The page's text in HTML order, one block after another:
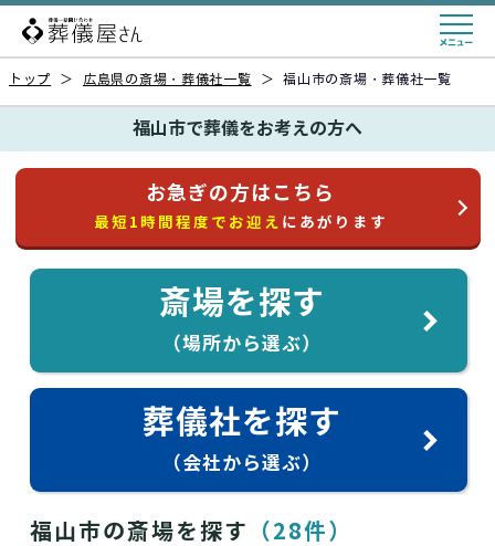
トップ ＞ 広島県の斎場・葬儀社一覧 ＞ 福山市の斎場・葬儀社一覧
福山市で葬儀をお考えの方へ
お急ぎの方はこちら
最短1時間程度でお迎え にあがります
斎場を探す
（場所から選ぶ）
葬儀社を探す
（会社から選ぶ）
福山市の斎場を探す （28件）